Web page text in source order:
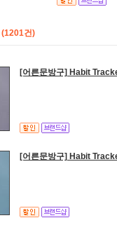
(1201건)
[어른문방구] Habit
[어른문방구] Habit